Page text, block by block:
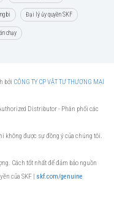
bi Đại lý ủy quyền SKF
chạy
bởi CÔNG TY CP VẬT TƯ THƯƠNG MẠI
Distributor- Phân phối các
không được sự đồng ý của chúng tôi.
Cách tốt nhất để đảm bảo nguồn
của SKF | skf.com/genuine